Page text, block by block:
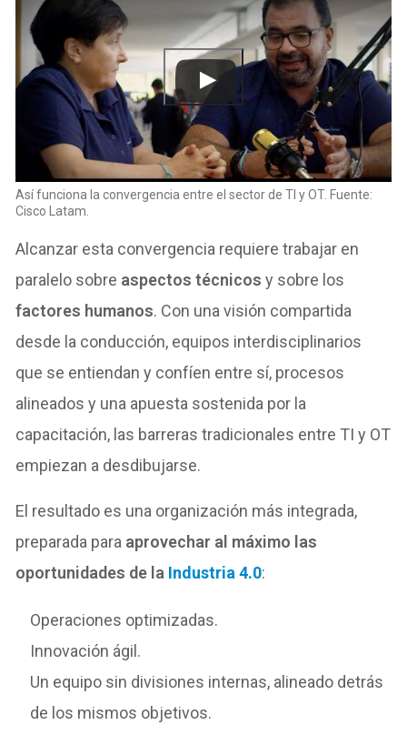
Así funciona la convergencia entre el sector de TI y OT. Fuente:
Cisco Latam.
Alcanzar esta convergencia requiere trabajar en
paralelo sobre aspectos técnicos y sobre los
factores humanos. Con una visión compartida
desde la conducción, equipos interdisciplinarios
que se entiendan y confíen entre sí, procesos
alineados y una apuesta sostenida por la
capacitación, las barreras tradicionales entre TI y OT
empiezan a desdibujarse.
El resultado es una organización más integrada,
preparada para aprovechar al máximo las
oportunidades de la Industria 4.0:
Operaciones optimizadas.
Innovación ágil.
Un equipo sin divisiones internas, alineado detrás
de los mismos objetivos.